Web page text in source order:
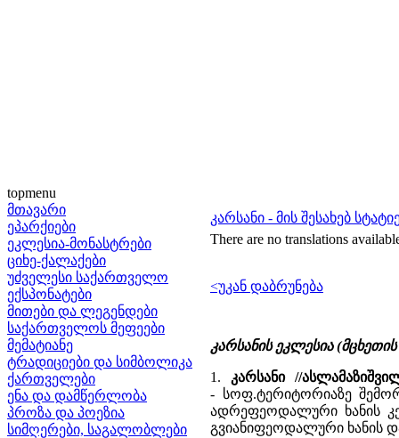
topmenu
მთავარი
ეპარქიები
ეკლესია-მონასტრები
ციხე-ქალაქები
უძველესი საქართველო
ექსპონატები
მითები და ლეგენდები
საქართველოს მეფეები
მემატიანე
ტრადიციები და სიმბოლიკა
ქართველები
ენა და დამწერლობა
პროზა და პოეზია
სიმღერები, საგალობლები
კარსანი - მის შესახებ
There are no translations
<უკან დაბრუნება
კარსანის ეკლესია
1. კარსანი //
- სოფ.ტერიტორიაზე
ადრეფეოდალური ხანის
გვიანიფეოდალური ხანის